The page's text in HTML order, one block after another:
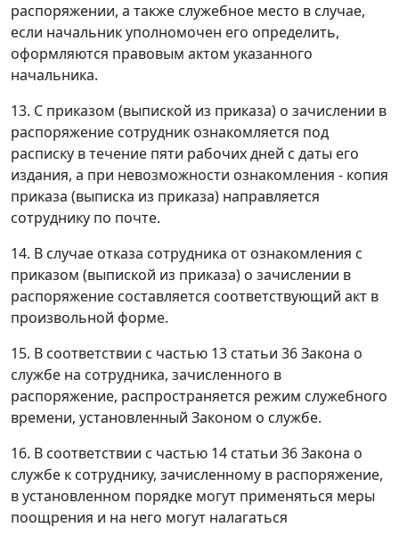
распоряжении, а также служебное место в случае,
если начальник уполномочен его определить,
оформляются правовым актом указанного
начальника.
13. С приказом (выпиской из приказа) о зачислении в
распоряжение сотрудник ознакомляется под
расписку в течение пяти рабочих дней с даты его
издания, а при невозможности ознакомления - копия
приказа (выписка из приказа) направляется
сотруднику по почте.
14. В случае отказа сотрудника от ознакомления с
приказом (выпиской из приказа) о зачислении в
распоряжение составляется соответствующий акт в
произвольной форме.
15. В соответствии с частью 13 статьи 36 Закона о
службе на сотрудника, зачисленного в
распоряжение, распространяется режим служебного
времени, установленный Законом о службе.
16. В соответствии с частью 14 статьи 36 Закона о
службе к сотруднику, зачисленному в распоряжение,
в установленном порядке могут применяться меры
поощрения и на него могут налагаться